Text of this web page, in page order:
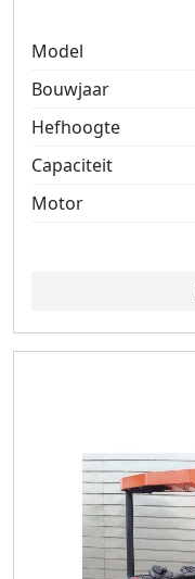
Model
Bouwjaar
Hefhoogte
Capaciteit
Motor